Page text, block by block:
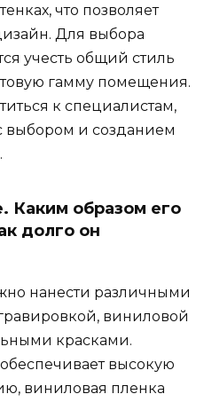
что позволяет
Для выбора
учесть общий стиль
гамму помещения.
к специалистам,
выбором и созданием
Каким образом его
долго он
нанести различными
виниловой
красками.
обеспечивает высокую
виниловая пленка